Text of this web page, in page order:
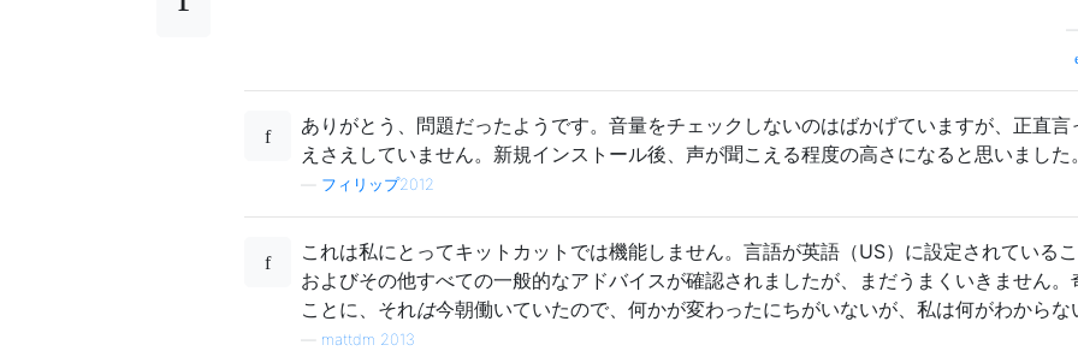
ありがとう、問題だったようです。音量をチェックしないのはばかげていますが、正直言
えさえしていません。新規インストール後、声が聞こえる程度の高さになると思いました。
フィリップ2012
これは私にとってキットカットでは機能しません。言語が英語（US）に設定されているこ
およびその他すべての一般的なアドバイスが確認されましたが、まだうまくいきません。
ことに、それは今朝働いていたので、何かが変わったにちがいないが、私は何がわからな
mattdm 2013